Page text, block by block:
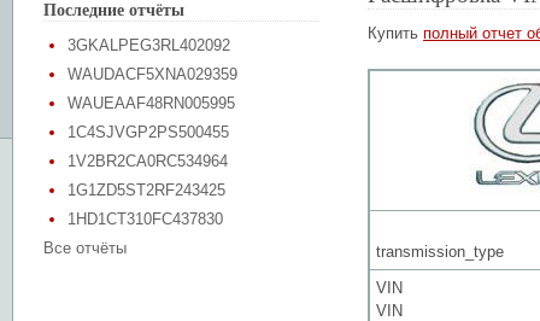
Последние отчёты
3GKALPEG3RL402092
WAUDACF5XNA029359
WAUEAAF48RN005995
1C4SJVGP2PS500455
1V2BR2CA0RC534964
1G1ZD5ST2RF243425
1HD1CT310FC437830
Все отчёты
Купить полный отчет
transmission_type
VIN
VIN